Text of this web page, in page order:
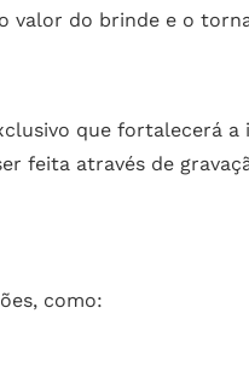
valor do brinde e o
que fortalecerá a
feita através de
como: